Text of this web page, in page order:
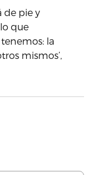
de pie y
que
la
mismos’,